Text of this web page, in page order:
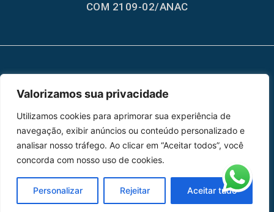
Valorizamos sua privacidade
Utilizamos cookies para aprimorar sua experiência de
navegação, exibir anúncios ou conteúdo personalizado e
analisar nosso tráfego. Ao clicar em “Aceitar todos”, você
concorda com nosso uso de cookies.
Personalizar Rejeitar Aceitar tudo
COM 2109-02/ANAC
Peças
Catálogo de Aplicações
Oficina de Mangueiras